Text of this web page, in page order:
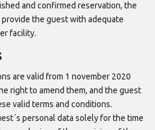
and confirmed reservation, the
the guest with adequate
facility.
are valid from 1 november 2020
right to amend them, and the guest
valid terms and conditions.
personal data solely for the time